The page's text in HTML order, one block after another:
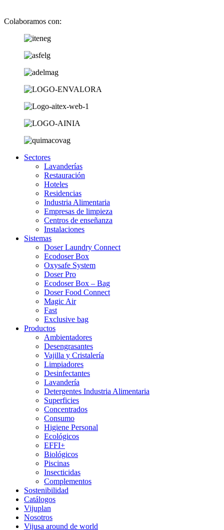
Colaboramos con:
Sectores
Lavanderías
Restauración
Hoteles
Residencias
Industria Alimentaria
Empresas de limpieza
Centros de enseñanza
Instalaciones
Sistemas
Doser Laundry Connect​
Ecodoser Box
Oxysafe System
Doser Pro
Ecodoser Box – Bag
Doser Food Connect
Magic Air
Fast
Exclusive bag
Productos
Ambientadores
Desengrasantes
Vajilla y Cristalería
Limpiadores
Desinfectantes
Lavandería
Detergentes Industria Alimentaria
Superficies
Concentrados
Consumo
Higiene Personal
Ecológicos
EFFI+
Biológicos
Piscinas
Insecticidas
Complementos
Sostenibilidad
Catálogos
Vijuplan
Nosotros
Vijusa around de world